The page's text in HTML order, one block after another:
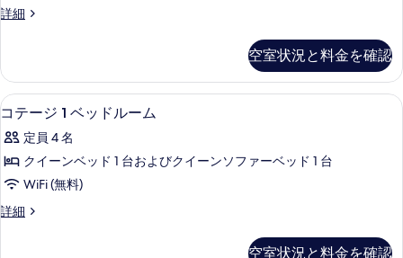
示
詳細
ク
ク
ス
タ
オ
シ
グ
ル
ベ
空室状況と料金を確認
コ
テ
ー
ジ
ベ
コテージ 1 ベッドルーム | 1 室のベ
6
コテージ 1 ベッドルーム
定員 4 名
クイーンベッド 1 台およびクイーンソファーベッド 1 台
WiFi (無料)
詳細
コ
空室状況と料金を確認